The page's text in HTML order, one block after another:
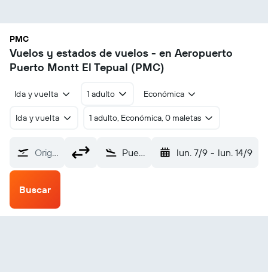
PMC
Vuelos y estados de vuelos - en Aeropuerto
Puerto Montt El Tepual (PMC)
Ida y vuelta 1 adulto Económica
Ida y vuelta 1 adulto, Económica, 0 maletas
Origen Puerto Montt El Tepual (PMC) lun. 7/9 - lun. 14/9
Buscar